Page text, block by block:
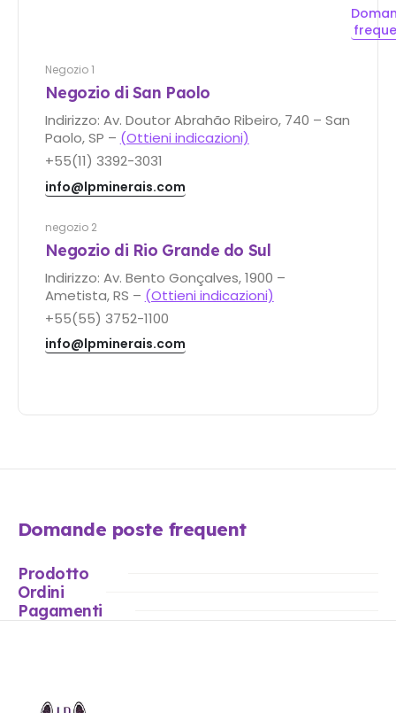
Negozio 1
Negozio di San Paolo
Indirizzo: Av. Doutor Abrahão Ribeiro, 740 – San
Paolo, SP – (Ottieni indicazioni)
+55(11) 3392-3031
info@lpminerais.com
negozio 2
Negozio di Rio Grande do Sul
Indirizzo: Av. Bento Gonçalves, 1900 –
Ametista, RS – (Ottieni indicazioni)
+55(55) 3752-1100
info@lpminerais.com
Domande poste frequent
Prodotto
Ordini
Pagamenti